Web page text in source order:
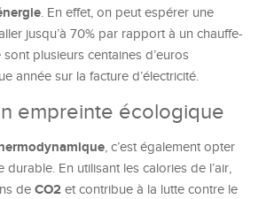
. En effet, on peut espérer une
jusqu’à 70% par rapport à un chauffe-
plusieurs centaines d’euros
année sur la facture d’électricité.
empreinte écologique
, c’est également opter
durable. En utilisant les calories de l’air,
de CO2 et contribue à la lutte contre le